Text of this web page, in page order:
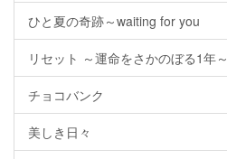
ひと夏の奇跡～waiting for you
リセット ～運命をさかのぼる1年～
チョコバンク
美しき日々